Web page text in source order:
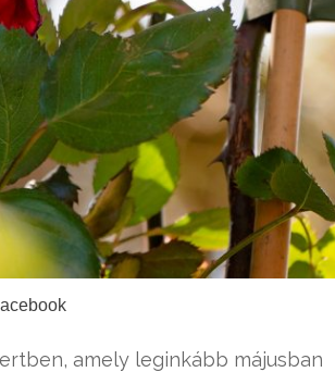
amely leginkább májusban